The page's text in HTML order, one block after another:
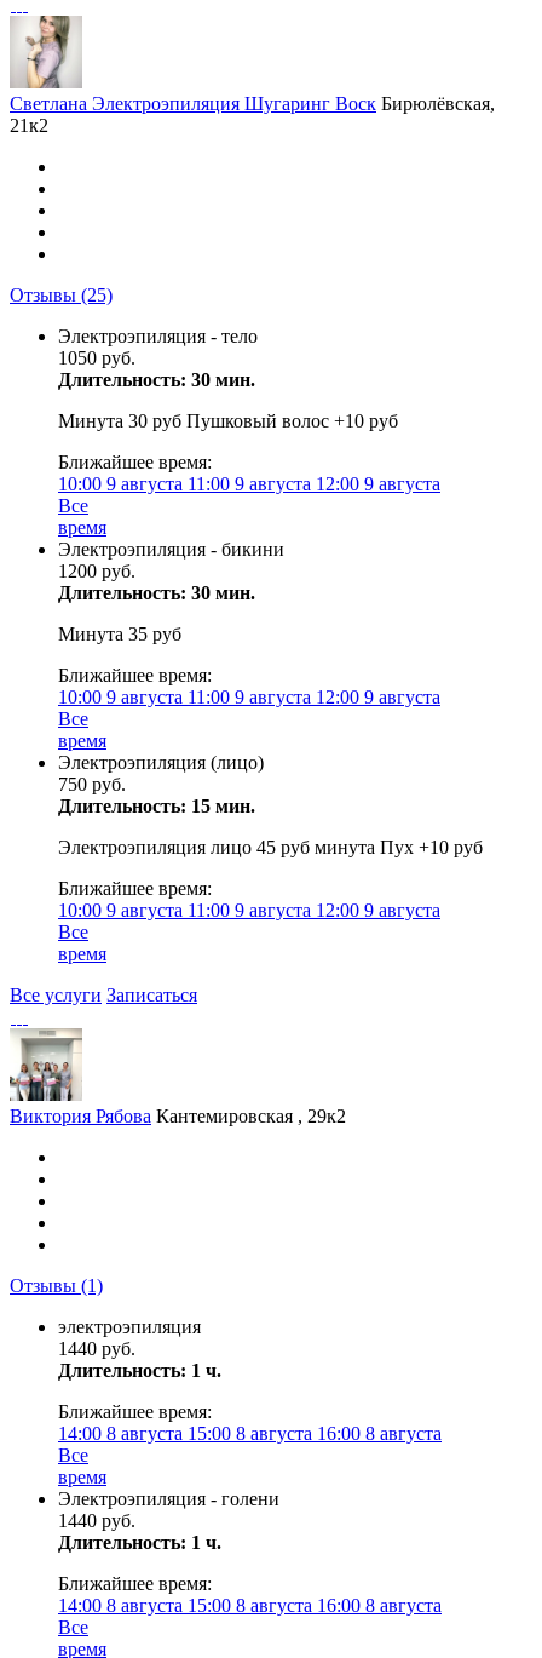
Светлана Электроэпиляция Шугаринг Воск Бирюлёвская,
21к2
Отзывы (25)
Электроэпиляция - тело
1050 руб.
Длительность: 30 мин.
Минута 30 руб Пушковый волос +10 руб
Ближайшее время:
10:00 9 августа 11:00 9 августа 12:00 9 августа
Все
время
Электроэпиляция - бикини
1200 руб.
Длительность: 30 мин.
Минута 35 руб
Ближайшее время:
10:00 9 августа 11:00 9 августа 12:00 9 августа
Все
время
Электроэпиляция (лицо)
750 руб.
Длительность: 15 мин.
Электроэпиляция лицо 45 руб минута Пух +10 руб
Ближайшее время:
10:00 9 августа 11:00 9 августа 12:00 9 августа
Все
время
Все услуги Записаться
Виктория Рябова Кантемировская , 29к2
Отзывы (1)
электроэпиляция
1440 руб.
Длительность: 1 ч.
Ближайшее время:
14:00 8 августа 15:00 8 августа 16:00 8 августа
Все
время
Электроэпиляция - голени
1440 руб.
Длительность: 1 ч.
Ближайшее время:
14:00 8 августа 15:00 8 августа 16:00 8 августа
Все
время